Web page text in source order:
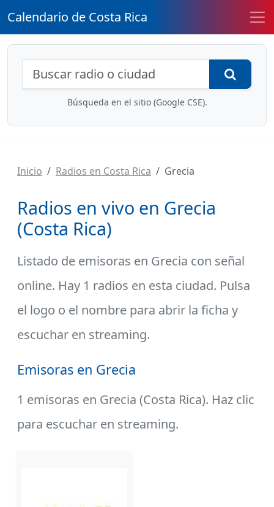
Calendario de Costa Rica
Búsqueda de radios y contenidos
Búsqueda en el sitio (Google CSE).
Inicio Radios en Costa Rica Grecia
Radios en vivo en Grecia
(Costa Rica)
Listado de emisoras en Grecia con señal
online. Hay 1 radios en esta ciudad. Pulsa
el logo o el nombre para abrir la ficha y
escuchar en streaming.
Emisoras en Grecia
1 emisoras en Grecia (Costa Rica). Haz clic
para escuchar en streaming.